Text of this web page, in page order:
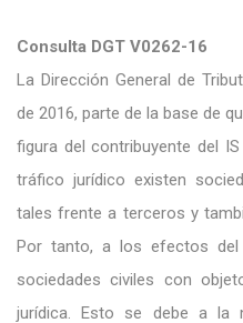
Consulta DGT V0262-16
La Dirección General de
de 2016, parte de la base de
figura del contribuyente del
tráfico jurídico existen
tales frente a terceros y
Por tanto, a los efectos
sociedades civiles con
jurídica. Esto se debe a la